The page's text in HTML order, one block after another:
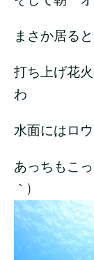
まさか居る
打ち上げ花
わ
水面にはロ
あっちもこ
｀)